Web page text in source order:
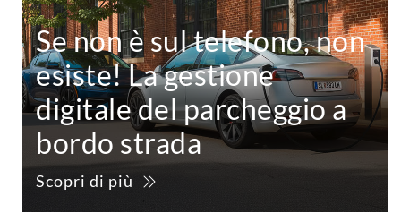
Se non è sul telefono, non
esiste! La gestione
digitale del parcheggio a
bordo strada
Scopri di più